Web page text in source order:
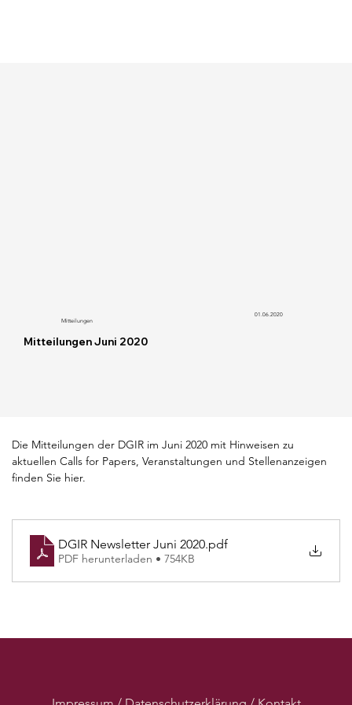
Mitteilungen Juni 2020
Mitteilungen
01.06.2020
Die Mitteilungen der DGIR im Juni 2020 mit Hinweisen zu
aktuellen Calls for Papers, Veranstaltungen und Stellenanzeigen
finden Sie hier.
DGIR Newsletter Juni 2020.pdf
PDF herunterladen • 754KB